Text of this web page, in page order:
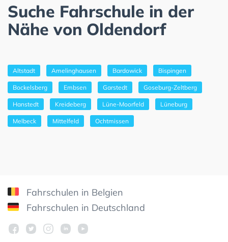
Suche Fahrschule in der
Nähe von Oldendorf
Altstadt Amelinghausen Bardowick Bispingen
Bockelsberg Embsen Garstedt Goseburg-Zeltberg
Hanstedt Kreideberg Lüne-Moorfeld Lüneburg
Melbeck Mittelfeld Ochtmissen
Fahrschulen in Belgien
Fahrschulen in Deutschland